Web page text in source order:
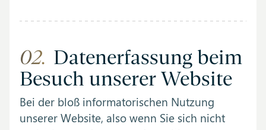
02. Datenerfassung beim
Besuch unserer Website
Bei der bloß informatorischen Nutzung
unserer Website, also wenn Sie sich nicht